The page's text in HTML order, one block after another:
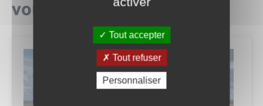
vous intéresser
Tout accepter
Tout refuser
Personnaliser